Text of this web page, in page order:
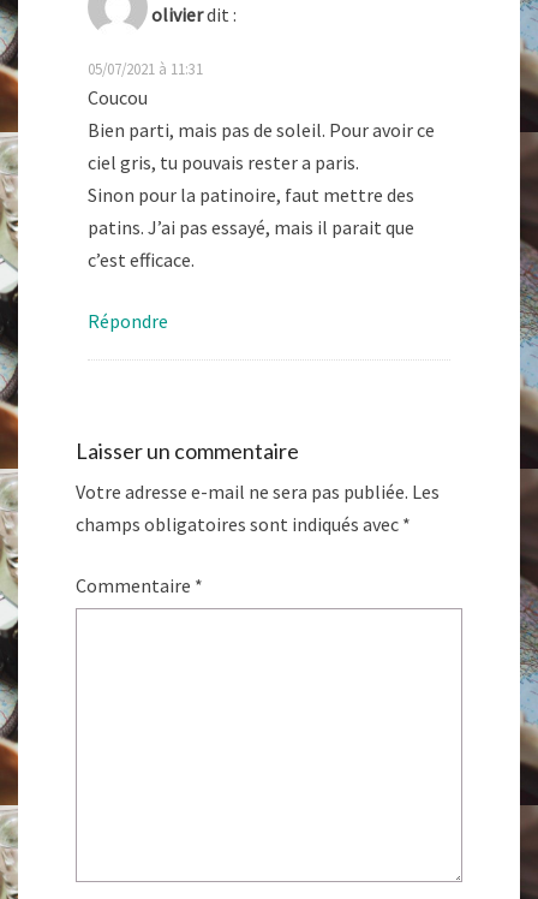
olivierdit :
05/07/2021 à 11:31
Coucou
Bien parti, mais pas de soleil. Pour avoir ce
ciel gris, tu pouvais rester a paris.
Sinon pour la patinoire, faut mettre des
patins. J’ai pas essayé, mais il parait que
c’est efficace.
Répondre
Laisser un commentaire
Votre adresse e-mail ne sera pas publiée. Les
champs obligatoires sont indiqués avec *
Commentaire *